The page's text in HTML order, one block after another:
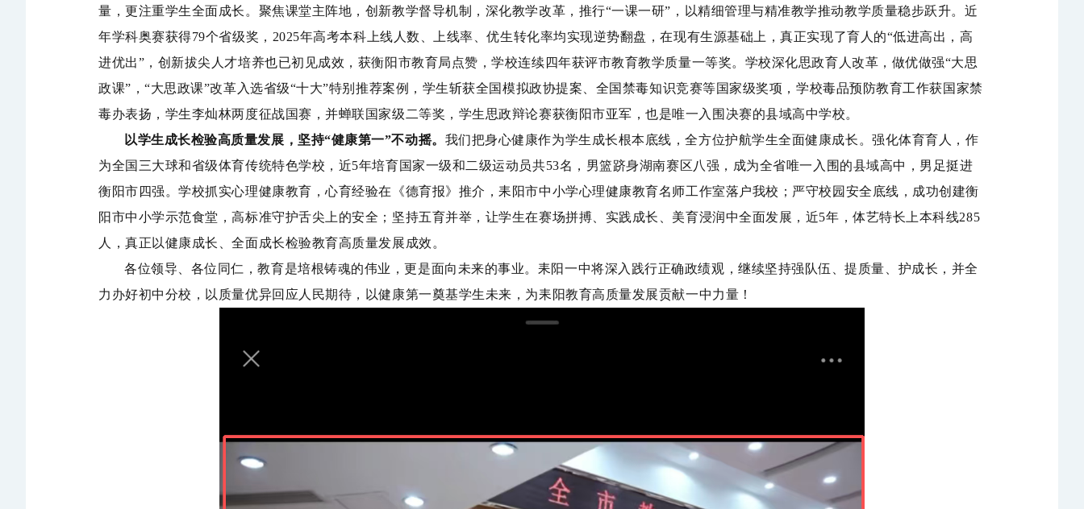
量，更注重学生全面成长。 聚焦课堂主阵地，创新教学督导机制 ， 深化教学改革 ，推行“一课一研”，以精细管理与精准教学推动教学质量稳步跃升。 近
年学科奥赛获得79个省级奖，2025年高考本科上线人数、上线率、优生转化率均实现逆势翻盘，在现有生源基础上，真正实现了育人的“低进高出，高
进优出”，创新拔尖人才培养也已初见成效，获衡阳市教育局点赞，学校连续四年获评市教育教学质量一等奖。 学校深化思政育人改革， 做优做强“大思
政课” ，“大思政课”改革入选省级“十大”特别推荐案例，学生斩获全国模拟政协提案 、全国禁毒知识竞赛等国家级奖项，学校毒品预防教育工作获国家禁
毒办表扬 ， 学生李灿林两度征战国赛，并蝉联国家级二等奖，学生思政辩论赛获衡阳市亚军，也是唯一入围决赛的县域高中学校。
以学生成长检验高质量发展，坚持“健康第一”不动摇。 我们把身心健康作为学生成长根本底线，全方位护航学生全面健康成长。强化体育育人， 作
为全国 三大球和省级体育传统特色学校， 近5年培育国家一级和二级运动员共53名，男篮跻身湖南赛区八强，成为全省唯一入围的县域高中 ， 男足挺进
衡阳市四强 。学校抓实心理健康教育，心育经验在《德育报》 推介，耒阳市中小学心理健康教育名师工作室落户我校 ；严守校园安全底线， 成功创建衡
阳市中小学示范食堂 ，高标准守护舌尖 上的安全 ； 坚持五育并举，让学生在赛场拼搏、实践成长、美育浸润中全面发展 ， 近5年，体艺特长上本科线285
人，真正以健康成长、全面成长检验教育高质量发展成效。
各位领导、 各位 同仁，教育是培根铸魂的伟业，更是面向未来的事业。耒阳一中将深入践行正确政绩观，继续坚持强队伍、提质量、护成长， 并全
力办好初中分校， 以质量优异回应人民期待，以健康第一奠基学生未来，为耒阳教育高质量发展贡献一中力量！